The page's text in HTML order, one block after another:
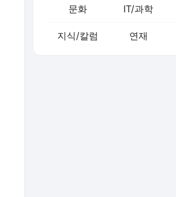
문화 IT/과학
지식/칼럼 연재